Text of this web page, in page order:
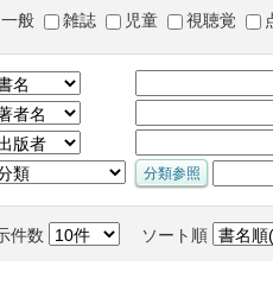
一般 雑誌 児童 視聴覚
件数 ソート順